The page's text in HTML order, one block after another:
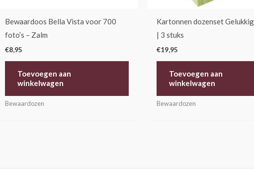
Bewaardoos Bella Vista voor 700
foto’s – Zalm
€8,95
Toevoegen aan
winkelwagen
Bewaardozen
Kartonnen dozenset
| 3 stuks
€19,95
Toevoegen aan
winkelwagen
Bewaardozen